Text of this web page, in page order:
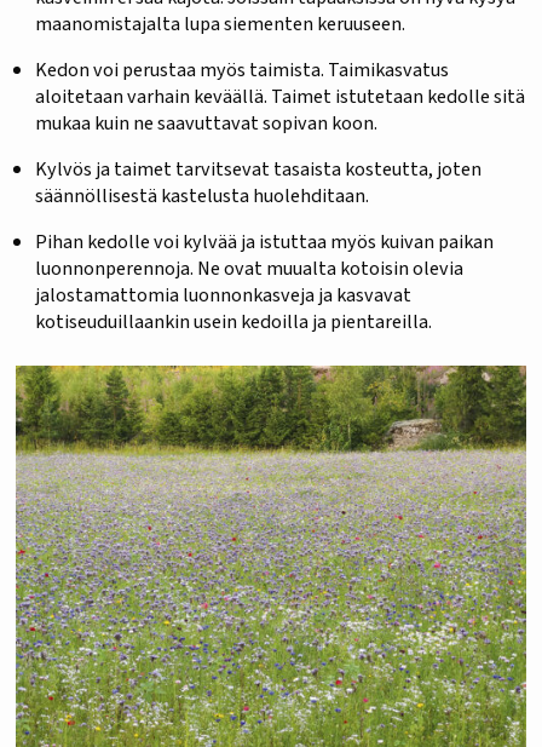
maanomistajalta lupa siementen keruuseen.
Kedon voi perustaa myös taimista. Taimikasvatus
aloitetaan varhain keväällä. Taimet istutetaan kedolle sitä
mukaa kuin ne saavuttavat sopivan koon.
Kylvös ja taimet tarvitsevat tasaista kosteutta, joten
säännöllisestä kastelusta huolehditaan.
Pihan kedolle voi kylvää ja istuttaa myös kuivan paikan
luonnonperennoja. Ne ovat muualta kotoisin olevia
jalostamattomia luonnonkasveja ja kasvavat
kotiseuduillaankin usein kedoilla ja pientareilla.